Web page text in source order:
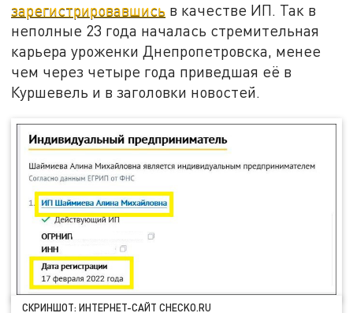
зарегистрировавшись в качестве ИП. Так в
неполные 23 года началась стремительная
карьера уроженки Днепропетровска, менее
чем через четыре года приведшая её в
Куршевель и в заголовки новостей.
СКРИНШОТ: ИНТЕРНЕТ-САЙТ CHECKO.RU